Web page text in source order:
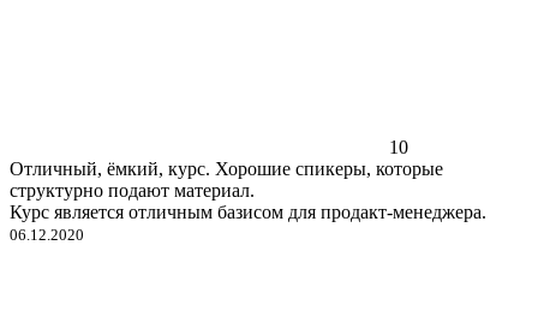
10
Отличный, ёмкий, курс. Хорошие спикеры, которые
структурно подают материал.
Курс является отличным базисом для продакт-менеджера.
06.12.2020